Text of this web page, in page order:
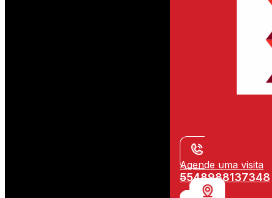
Agende uma visita
5548988137348